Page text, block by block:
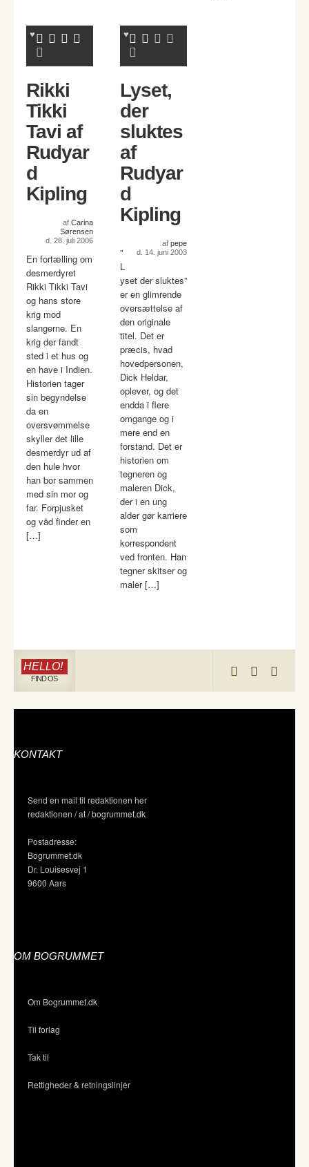
Rikki
Tikki
Tavi af
Rudyar
d
Kipling
af Carina
Sørensen
d. 28. juli 2006
En fortælling om
desmerdyret
Rikki Tikki Tavi
og hans store
krig mod
slangerne. En
krig der fandt
sted i et hus og
en have i Indien.
Historien tager
sin begyndelse
da en
oversvømmelse
skyller det lille
desmerdyr ud af
den hule hvor
han bor sammen
med sin mor og
far. Forpjusket
og våd finder en
[…]
Lyset,
der
sluktes
af
Rudyar
d
Kipling
af pepe
d. 14. juni 2003
”
L
yset der sluktes”
er en glimrende
oversættelse af
den originale
titel. Det er
præcis, hvad
hovedpersonen,
Dick Heldar,
oplever, og det
endda i flere
omgange og i
mere end en
forstand. Det er
historien om
tegneren og
maleren Dick,
der i en ung
alder gør karriere
som
korrespondent
ved fronten. Han
tegner skitser og
maler […]
HELLO!
FIND OS
KONTAKT
Send en mail til redaktionen her
redaktionen / at / bogrummet.dk
Postadresse:
Bogrummet.dk
Dr. Louisesvej 1
9600 Aars
OM BOGRUMMET
Om Bogrummet.dk
Til forlag
Tak til
Rettigheder & retningslinjer